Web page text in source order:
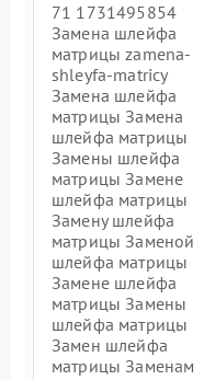
71 1731495854
Замена шлейфа
матрицы zamena-
shleyfa-matricy
Замена шлейфа
матрицы Замена
шлейфа матрицы
Замены шлейфа
матрицы Замене
шлейфа матрицы
Замену шлейфа
матрицы Заменой
шлейфа матрицы
Замене шлейфа
матрицы Замены
шлейфа матрицы
Замен шлейфа
матрицы Заменам